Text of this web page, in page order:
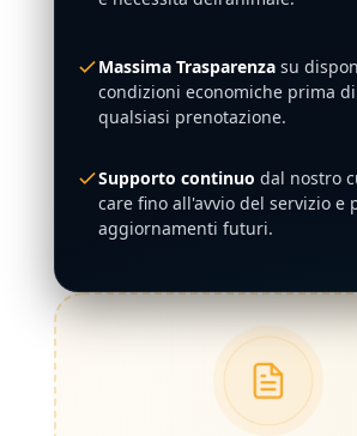
Massima Trasparenzasu
condizioni economiche prima
qualsiasi prenotazione.
Supporto continuo dal nostro
care fino all'avvio del servizio e
aggiornamenti futuri.